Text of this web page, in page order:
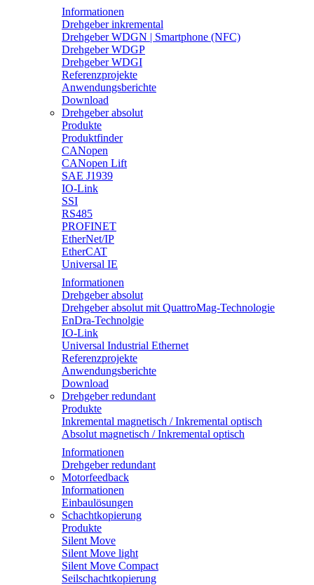
Informationen
Drehgeber inkremental
Drehgeber WDGN | Smartphone (NFC)
Drehgeber WDGP
Drehgeber WDGI
Referenzprojekte
Anwendungsberichte
Download
Drehgeber absolut
Produkte
Produktfinder
CANopen
CANopen Lift
SAE J1939
IO-Link
SSI
RS485
PROFINET
EtherNet/IP
EtherCAT
Universal IE
Informationen
Drehgeber absolut
Drehgeber absolut mit QuattroMag-Technologie
EnDra-Technolgie
IO-Link
Universal Industrial Ethernet
Referenzprojekte
Anwendungsberichte
Download
Drehgeber redundant
Produkte
Inkremental magnetisch / Inkremental optisch
Absolut magnetisch / Inkremental optisch
Informationen
Drehgeber redundant
Motorfeedback
Informationen
Einbaulösungen
Schachtkopierung
Produkte
Silent Move
Silent Move light
Silent Move Compact
Seilschachtkopierung